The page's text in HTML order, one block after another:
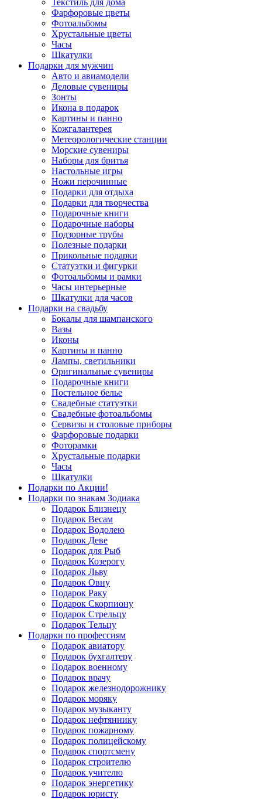
Текстиль для дома
Фарфоровые цветы
Фотоальбомы
Хрустальные цветы
Часы
Шкатулки
Подарки для мужчин
Авто и авиамодели
Деловые сувениры
Зонты
Икона в подарок
Картины и панно
Кожгалантерея
Метеорологические станции
Морские сувениры
Наборы для бритья
Настольные игры
Ножи перочинные
Подарки для отдыха
Подарки для творчества
Подарочные книги
Подарочные наборы
Подзорные трубы
Полезные подарки
Прикольные подарки
Статуэтки и фигурки
Фотоальбомы и рамки
Часы интерьерные
Шкатулки для часов
Подарки на свадьбу
Бокалы для шампанского
Вазы
Иконы
Картины и панно
Лампы, светильники
Оригинальные сувениры
Подарочные книги
Постельное белье
Свадебные статуэтки
Свадебные фотоальбомы
Сервизы и столовые приборы
Фарфоровые подарки
Фоторамки
Хрустальные подарки
Часы
Шкатулки
Подарки по Акции!
Подарки по знакам Зодиака
Подарок Близнецу
Подарок Весам
Подарок Водолею
Подарок Деве
Подарок для Рыб
Подарок Козерогу
Подарок Льву
Подарок Овну
Подарок Раку
Подарок Скорпиону
Подарок Стрельцу
Подарок Тельцу
Подарки по профессиям
Подарок авиатору
Подарок бухгалтеру
Подарок военному
Подарок врачу
Подарок железнодорожнику
Подарок моряку
Подарок музыканту
Подарок нефтяннику
Подарок пожарному
Подарок полицейскому
Подарок спортсмену
Подарок строителю
Подарок учителю
Подарок энергетику
Подарок юристу